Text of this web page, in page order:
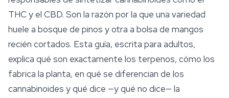
THC y el CBD. Son la razón por la que una variedad
huele a bosque de pinos y otra a bolsa de mangos
recién cortados. Esta guía, escrita para adultos,
explica qué son exactamente los terpenos, cómo los
fabrica la planta, en qué se diferencian de los
cannabinoides y qué dice —y qué no dice— la